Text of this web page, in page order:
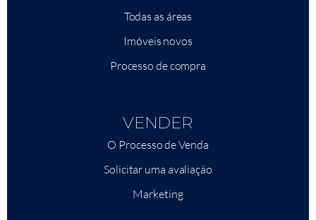
Todas as áreas
Imóveis novos
Processo de compra
VENDER
O Processo de Venda
Solicitar uma avaliação
Marketing